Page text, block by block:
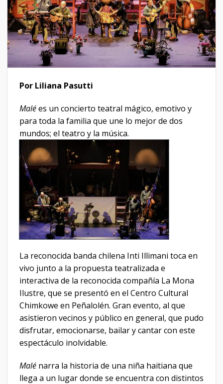
Por Liliana Pasutti
Malées un concierto teatral mágico, emotivo y
para toda la familia que une lo mejor de dos
mundos; el teatro y la música.
La reconocida banda chilena Inti Illimani toca en
vivo junto a la propuesta teatralizada e
interactiva de la reconocida compañía La Mona
Ilustre, que se presentó en el Centro Cultural
Chimkowe en Peñalolén. Gran evento, al que
asistieron vecinos y público en general, que pudo
disfrutar, emocionarse, bailar y cantar con este
espectáculo inolvidable.
Malé narra la historia de una niña haitiana que
llega a un lugar donde se encuentra con distintos